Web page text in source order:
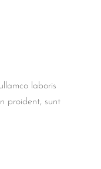
laboris
proident, sunt